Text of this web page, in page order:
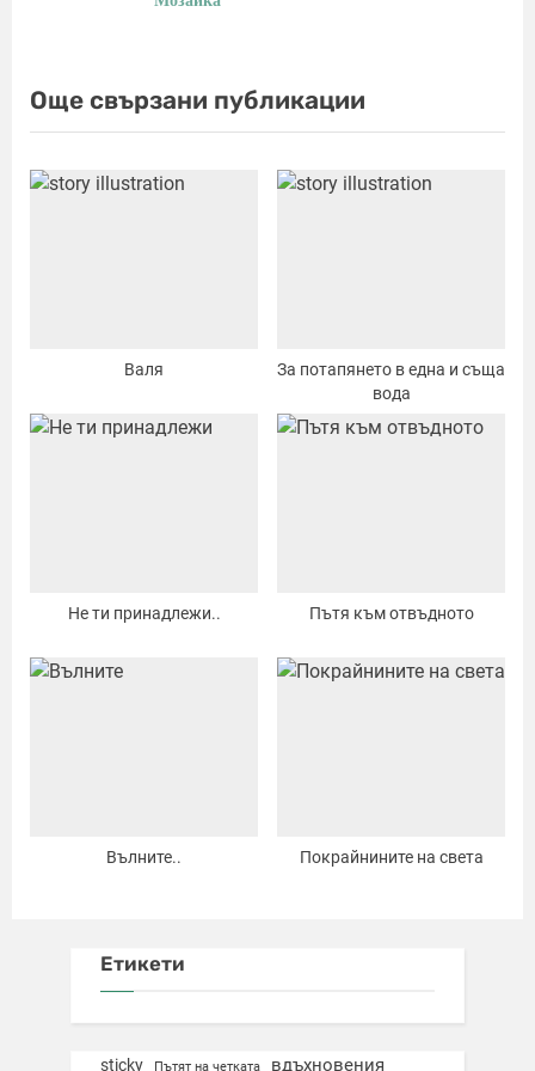
t
:
Още свързани публикации
Валя
За потапянето в една и съща
вода
Не ти принадлежи.. Пътя към отвъдното
Вълните.. Покрайнините на света
Етикети
sticky Пътят на четката вдъхновения